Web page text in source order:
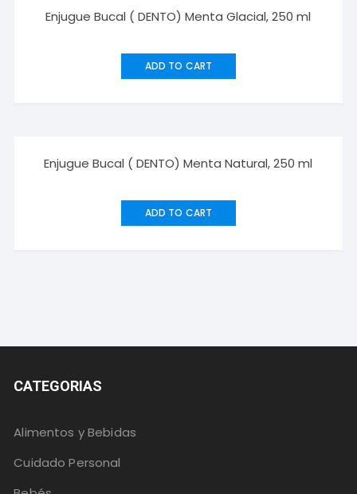
Enjugue Bucal ( DENTO) Menta Glacial, 250 ml
ADD TO CART
Enjugue Bucal ( DENTO) Menta Natural, 250 ml
ADD TO CART
CATEGORIAS
Alimentos y Bebidas
Cuidado Personal